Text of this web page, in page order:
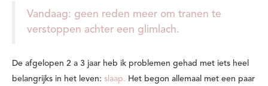
Vandaag: geen reden meer om tranen te
verstoppen achter een glimlach.
De afgelopen 2 a 3 jaar heb ik problemen gehad met iets heel
belangrijks in het leven: slaap. Het begon allemaal met een paar